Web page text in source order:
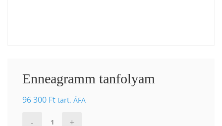
Enneagramm tanfolyam
96 300 Ft tart. ÁFA
Enneagramm